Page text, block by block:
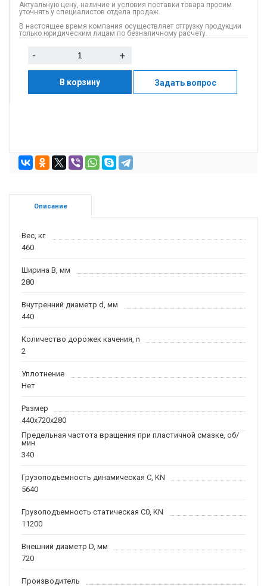
Актуальную цену, наличие и условия поставки товара просим
уточнять у специалистов отдела продаж.
В настоящее время компания осуществляет отгрузку продукции
только юридическим лицам по безналичному расчету.
- +
В корзину Задать вопрос
Описание
Вес, кг
460
Ширина B, мм
280
Внутренний диаметр d, мм
440
Количество дорожек качения, n
2
Уплотнение
Нет
Размер
440x720x280
Предельная частота вращения при пластичной смазке, об/
мин
340
Грузоподъемность динамическая C, KN
5640
Грузоподъемность статическая C0, KN
11200
Внешний диаметр D, мм
720
Производитель